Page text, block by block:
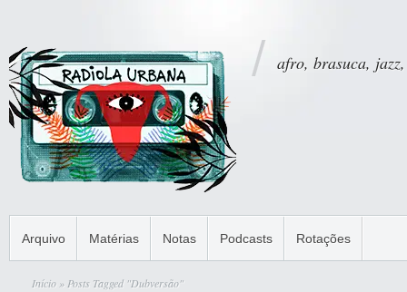
afro, brasuca,
Arquivo Matérias Notas Podcasts Rotações
Início » Posts Tagged "Dubversão"